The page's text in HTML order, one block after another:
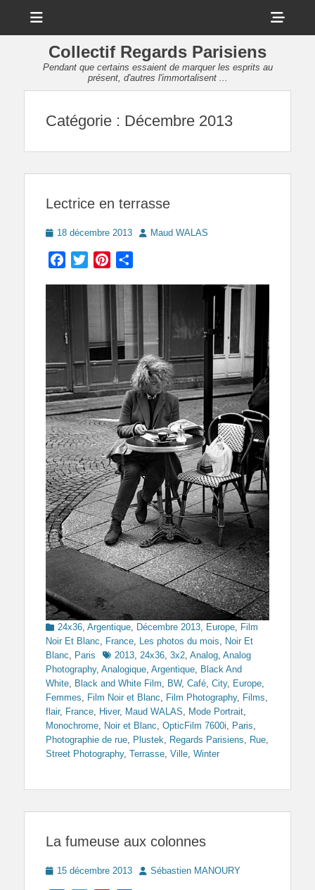
Collectif Regards Parisiens
Pendant que certains essaient de marquer les esprits au
présent, d'autres l'immortalisent ...
Catégorie : Décembre 2013
Lectrice en terrasse
Posted
18 décembre 2013 AuthorMaud WALAS
Facebook
TwitterPinterest
Categories
24x36, Argentique, Décembre 2013, Europe, Film
Noir Et Blanc, France, Les photos du mois, Noir Et
Blanc, Paris Tags2013, 24x36, 3x2, Analog, Analog
Photography, Analogique, Argentique, Black And
White, Black and White Film, BW, Café, City, Europe,
Femmes, Film Noir et Blanc, Film Photography, Films,
flair, France, Hiver, Maud WALAS, Mode Portrait,
Monochrome, Noir et Blanc, OpticFilm 7600i, Paris,
Photographie de rue, Plustek, Regards Parisiens, Rue,
Street Photography, Terrasse, Ville, Winter
La fumeuse aux colonnes
Posted
15 décembre 2013 Author
Sébastien MANOURY